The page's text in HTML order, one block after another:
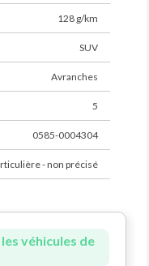
128 g/km
SUV
Avranches
5
0585-0004304
- non précisé
véhicules de